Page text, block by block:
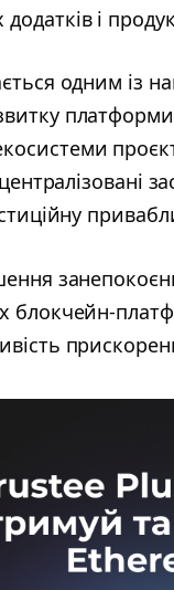
і
одним із
блокчейн-